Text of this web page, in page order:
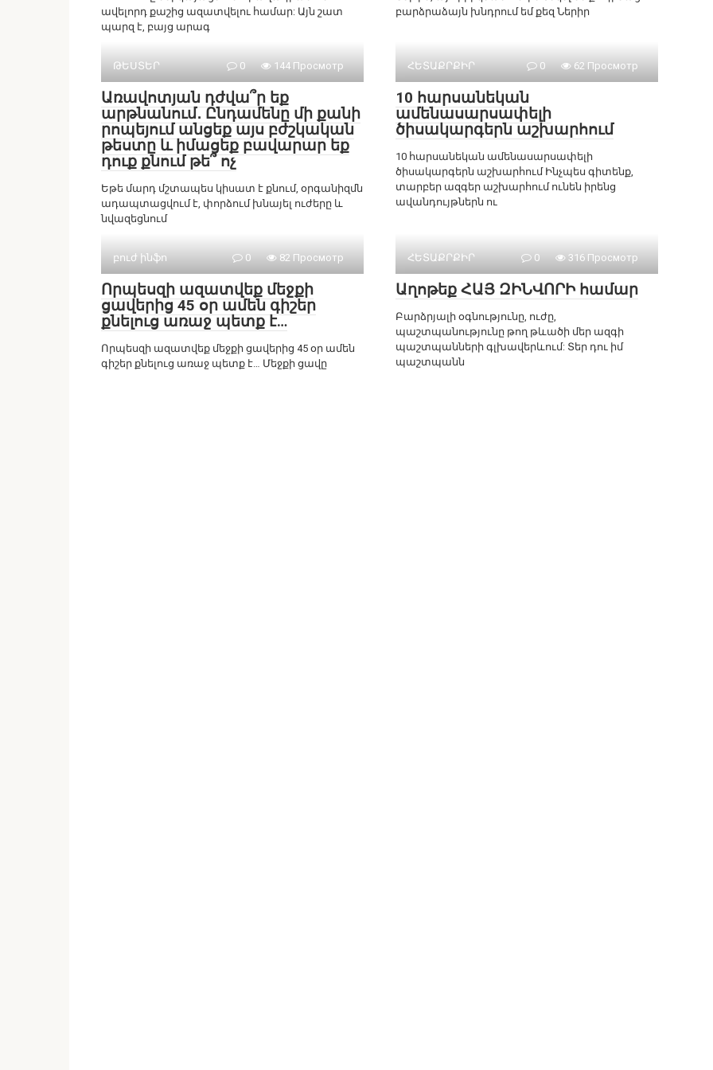
ավելորդ քաշից ազատվելու համար: Այն շատ
պարզ է, բայց արագ
բարձրաձայն խնդրում եմ քեզ Ներիր
ԹԵՍՏԵՐ 0 144 Просмотр
Առավոտյան դժվա՞ր եք
արթնանում․ Ընդամենը մի քանի
րոպեյում անցեք այս բժշկական
թեստը և իմացեք բավարար եք
դուք քնում թե՞ ոչ
Եթե մարդ մշտապես կիսատ է քնում, օրգանիզմն
ադապտացվում է, փորձում խնայել ուժերը և
նվազեցնում
ՀԵՏԱՔՐՔԻՐ 0 62 Просмотр
10 հարսանեկան
ամենասարսափելի
ծիսակարգերն աշխարհում
10 հարսանեկան ամենասարսափելի
ծիսակարգերն աշխարհում Ինչպես գիտենք,
տարբեր ազգեր աշխարհում ունեն իրենց
ավանդույթներն ու
բուժ ինֆո 0 82 Просмотр
Որպեսզի ազատվեք մեջքի
ցավերից 45 օր ամեն գիշեր
քնելուց առաջ պետք է…
Որպեսզի ազատվեք մեջքի ցավերից 45 օր ամեն
գիշեր քնելուց առաջ պետք է… Մեջքի ցավը
ՀԵՏԱՔՐՔԻՐ 0 316 Просмотр
Աղոթեք ՀԱՅ ԶԻՆՎՈՐԻ համար
Բարձրյալի օգնությունը, ուժը,
պաշտպանությունը թող թևածի մեր ազգի
պաշտպանների գլխավերևում: Տեր դու իմ
պաշտպանն